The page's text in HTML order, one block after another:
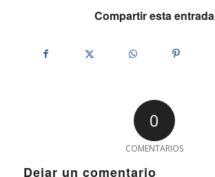
Compartir esta entrada
0
COMENTARIOS
Dejar un comentario